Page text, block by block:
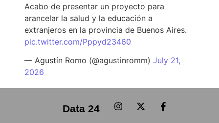
Acabo de presentar un proyecto para
arancelar la salud y la educación a
extranjeros en la provincia de Buenos Aires.
pic.twitter.com/Pppyd23460
— Agustín Romo (@agustinromm) July 21,
2026
Data 24